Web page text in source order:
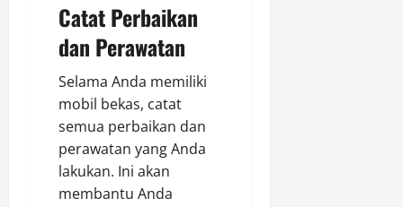
Catat Perbaikan
dan Perawatan
Selama Anda memiliki
mobil bekas, catat
semua perbaikan dan
perawatan yang Anda
lakukan. Ini akan
membantu Anda